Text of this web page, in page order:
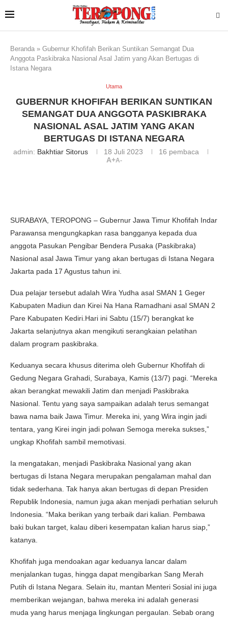
Beranda » Gubernur Khofifah Berikan Suntikan Semangat Dua
Anggota Paskibraka Nasional Asal Jatim yang Akan Bertugas di
Istana Negara
Utama
GUBERNUR KHOFIFAH BERIKAN SUNTIKAN
SEMANGAT DUA ANGGOTA PASKIBRAKA
NASIONAL ASAL JATIM YANG AKAN
BERTUGAS DI ISTANA NEGARA
admin: Bakhtiar Sitorus 18 Juli 2023 16 pembaca
A+A-
SURABAYA, TEROPONG – Gubernur Jawa Timur Khofifah Indar
Parawansa mengungkapkan rasa bangganya kepada dua
anggota Pasukan Pengibar Bendera Pusaka (Paskibraka)
Nasional asal Jawa Timur yang akan bertugas di Istana Negara
Jakarta pada 17 Agustus tahun ini.
Dua pelajar tersebut adalah Wira Yudha asal SMAN 1 Geger
Kabupaten Madiun dan Kirei Na Hana Ramadhani asal SMAN 2
Pare Kabupaten Kediri.Hari ini Sabtu (15/7) berangkat ke
Jakarta selanjutnya akan mengikuti serangkaian pelatihan
dalam program paskibraka.
Keduanya secara khusus diterima oleh Gubernur Khofifah di
Gedung Negara Grahadi, Surabaya, Kamis (13/7) pagi. “Mereka
akan berangkat mewakili Jatim dan menjadi Paskibraka
Nasional. Tentu yang saya sampaikan adalah terus semangat
bawa nama baik Jawa Timur. Mereka ini, yang Wira ingin jadi
tentara, yang Kirei ingin jadi polwan Semoga mereka sukses,”
ungkap Khofifah sambil memotivasi.
Ia mengatakan, menjadi Paskibraka Nasional yang akan
bertugas di Istana Negara merupakan pengalaman mahal dan
tidak sederhana. Tak hanya akan bertugas di depan Presiden
Republik Indonesia, namun juga akan menjadi perhatian seluruh
Indonesia. “Maka berikan yang terbaik dari kalian. Pembawa
baki bukan target, kalau diberi kesempatan kalian harus siap,”
katanya.
Khofifah juga mendoakan agar keduanya lancar dalam
menjalankan tugas, hingga dapat mengibarkan Sang Merah
Putih di Istana Negara. Selain itu, mantan Menteri Sosial ini juga
memberikan wejangan, bahwa mereka ini adalah generasi
muda yang harus menjaga lingkungan pergaulan. Sebab orang